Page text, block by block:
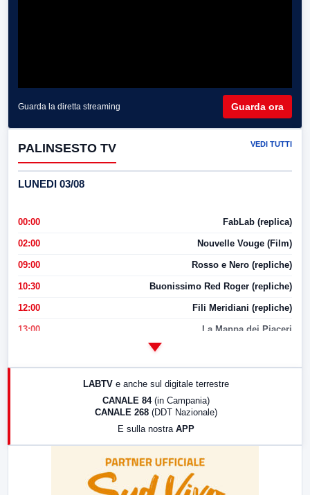
Guarda la diretta streaming Guarda ora
PALINSESTO TV VEDI TUTTI
LUNEDI 03/08
00:00 FabLab (replica)
02:00 Nouvelle Vouge (Film)
09:00 Rosso e Nero (repliche)
10:30 Buonissimo Red Roger (repliche)
12:00 Fili Meridiani (repliche)
13:00 La Mappa dei Piaceri
LABTV e anche sul digitale terrestre
CANALE 84 (in Campania)
CANALE 268 (DDT Nazionale)
E sulla nostra APP